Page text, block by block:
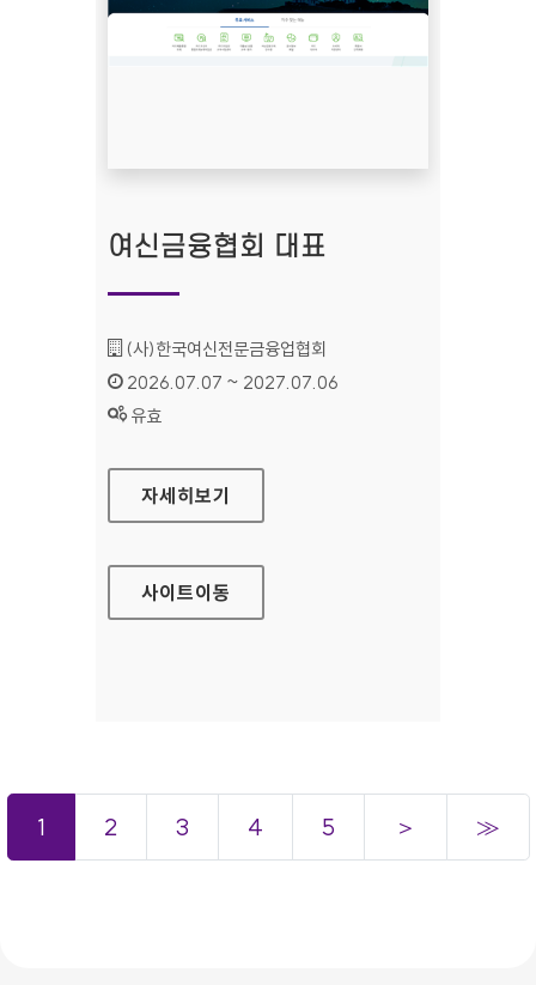
여신금융협회 대표
기관명 :
(사)한국여신전문금융업협회
인증기간 :
2026.07.07 ~ 2027.07.06
상태 :
유효
여신금융협회 대표
자세히보기
사이트이동
1 2 3 4 5 ＞ ≫